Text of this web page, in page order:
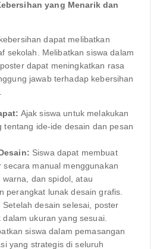
yang Menarik dan
dapat melibatkan
sekolah. Melibatkan siswa dalam
dapat meningkatkan rasa
jawab terhadap kebersihan
Ajak siswa untuk melakukan
tentang ide-ide desain dan pesan
Siswa dapat membuat
secara manual menggunakan
warna, dan spidol, atau
perangkat lunak desain grafis.
Setelah desain selesai, poster
ukuran yang sesuai.
siswa dalam pemasangan
yang strategis di seluruh